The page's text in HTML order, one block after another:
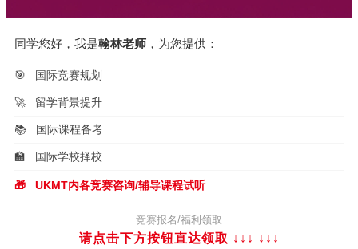
同学您好，我是翰林老师 ，为您提供：
🎯 国际竞赛规划
🚀 留学背景提升
📚 国际课程备考
🏫 国际学校择校
🎁 UKMT内各竞赛咨询/辅导课程试听
竞赛报名/福利领取
请点击下方按钮直达领取 ↓↓↓ ↓↓↓